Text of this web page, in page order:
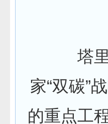
塔里
家“双碳”
的重点工